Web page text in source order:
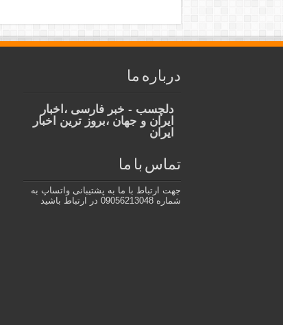
درباره ما
دلچسب - خبر فارسی ،اخبار
ایران و جهان ،بروز ترین اخبار
ایران
تماس با ما
جهت ارتباط با ما به پشتیبانی واتساپ به
شماره 09056213048 در ارتباط باشید